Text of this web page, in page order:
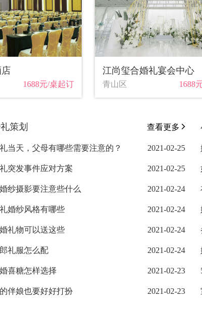
1688元/桌起订
江尚玺合婚礼宴会中心
青山区 1688
策划 查看更多
当天，父母有哪些需要注意的？ 2021-02-25
突发事件应对方案 2021-02-25
纱摄影要注意些什么 2021-02-24
婚纱风格有哪些 2021-02-24
礼物可以送这些 2021-02-24
礼服怎么配 2021-02-24
喜糖怎样选择 2021-02-23
伴娘也要好好打扮 2021-02-23